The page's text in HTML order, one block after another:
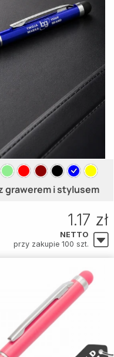
grawerem i stylusem
1.17 zł
NETTO
przy zakupie 100 szt.